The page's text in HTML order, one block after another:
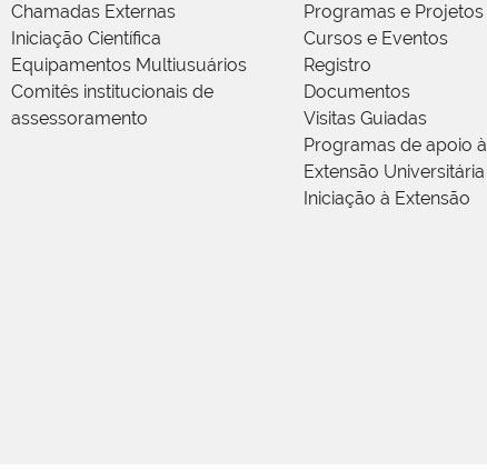
Chamadas Externas
Iniciação Científica
Equipamentos Multiusuários
Comitês institucionais de
assessoramento
Programas e Projetos
Cursos e Eventos
Registro
Documentos
Visitas Guiadas
Programas de apoio à
Extensão Universitária
Iniciação à Extensão